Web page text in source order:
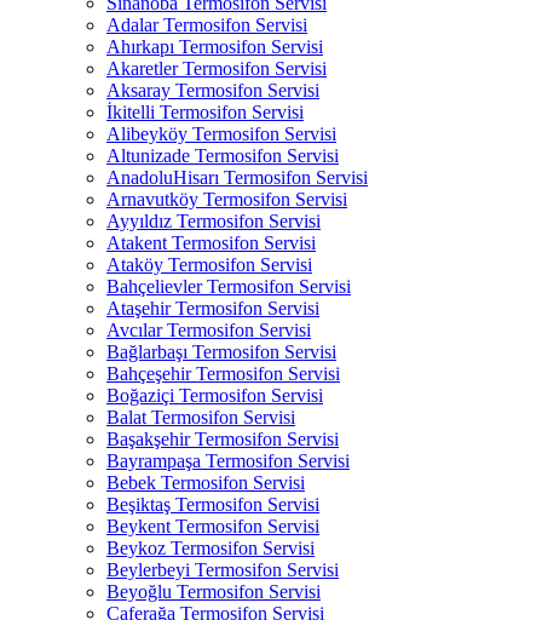
Adalar Termosifon Servisi
Ahırkapı Termosifon Servisi
Akaretler Termosifon Servisi
Aksaray Termosifon Servisi
İkitelli Termosifon Servisi
Alibeyköy Termosifon Servisi
Altunizade Termosifon Servisi
AnadoluHisarı Termosifon Servisi
Arnavutköy Termosifon Servisi
Ayyıldız Termosifon Servisi
Atakent Termosifon Servisi
Ataköy Termosifon Servisi
Bahçelievler Termosifon Servisi
Ataşehir Termosifon Servisi
Avcılar Termosifon Servisi
Bağlarbaşı Termosifon Servisi
Bahçeşehir Termosifon Servisi
Boğaziçi Termosifon Servisi
Balat Termosifon Servisi
Başakşehir Termosifon Servisi
Bayrampaşa Termosifon Servisi
Bebek Termosifon Servisi
Beşiktaş Termosifon Servisi
Beykent Termosifon Servisi
Beykoz Termosifon Servisi
Beylerbeyi Termosifon Servisi
Beyoğlu Termosifon Servisi
Caferağa Termosifon Servisi